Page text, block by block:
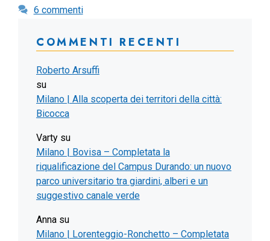
6 commenti
COMMENTI RECENTI
Roberto Arsuffi
su
Milano | Alla scoperta dei territori della città:
Bicocca
Varty su
Milano | Bovisa – Completata la
riqualificazione del Campus Durando: un nuovo
parco universitario tra giardini, alberi e un
suggestivo canale verde
Anna su
Milano | Lorenteggio-Ronchetto – Completata